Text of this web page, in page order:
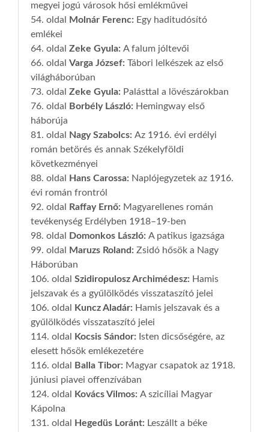
megyei jogú városok hősi emlékművei
54. oldal
Molnár Ferenc: Egy haditudósító
emlékei
64. oldal Zeke Gyula: A falum jóltevői
66. oldal Varga József: Tábori lelkészek az első
világháborúban
73. oldal Zeke Gyula: Palásttal a lövészárokban
76. oldal
Borbély László: Hemingway első
háborúja
81. oldal
Nagy Szabolcs: Az 1916. évi erdélyi
román betörés és annak Székelyföldi
következményei
88. oldal
Hans Carossa: Naplójegyzetek az 1916.
évi román frontról
92. oldal
Raffay Ernő: Magyarellenes román
tevékenység Erdélyben 1918–19-ben
98. oldal
Domonkos László: A patikus igazsága
99. oldal
Maruzs Roland: Zsidó hősök a Nagy
Háborúban
106. oldal Szidiropulosz Archimédesz: Hamis
jelszavak és a gyűlölködés visszataszító jelei
106. oldal
Kuncz Aladár: Hamis jelszavak és a
gyűlölködés visszataszító jelei
114. oldal
Kocsis Sándor: Isten dicsőségére, az
elesett hősök emlékezetére
116. oldal
Balla Tibor: Magyar csapatok az 1918.
júniusi piavei offenzívában
124. oldal
Kovács Vilmos: A szicíliai Magyar
Kápolna
131. oldal
Hegedüs Loránt: Leszállt a béke